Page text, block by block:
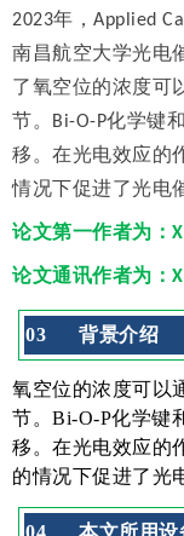
2023年，Applied
南昌航空大学光电
了氧空位的浓度可
节。Bi-O-P化学键
移。在光电效应的
情况下促进了光电
论文第一作者为：
论文通讯作者为：
03 背景介绍
氧空位的浓度可以
节。Bi-O-P化学键
移。在光电效应的
的情况下促进了光
04 本文所用设